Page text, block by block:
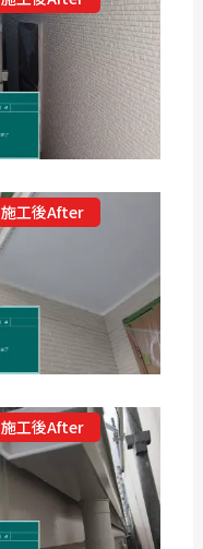
施工後After
施工後After